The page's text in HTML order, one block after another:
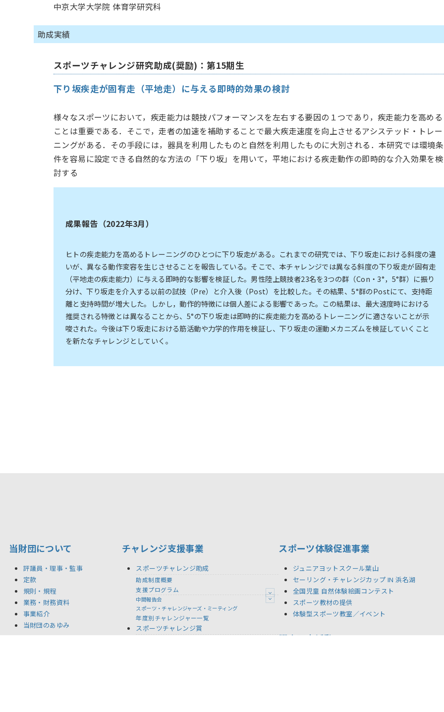
中京大学大学院 体育学研究科
助成実績
スポーツチャレンジ研究助成(奨励)：第15期生
下り坂疾走が固有走（平地走）に与える即時的効果の検討
様々なスポーツにおいて，疾走能力は競技パフォーマンスを左右する要因の１つであり，疾走能力を高める
ことは重要である．そこで，走者の加速を補助することで最大疾走速度を向上させるアシステッド・トレー
ニングがある．その手段には，器具を利用したものと自然を利用したものに大別される．本研究では環境条
件を容易に設定できる自然的な方法の「下り坂」を用いて，平地における疾走動作の即時的な介入効果を検
討する
成果報告（2022年3月）
ヒトの疾走能力を高めるトレーニングのひとつに下り坂走がある。これまでの研究では、下り坂走における斜度の違
いが、異なる動作変容を生じさせることを報告している。そこで、本チャレンジでは異なる斜度の下り坂走が固有走
（平地走の疾走能力）に与える即時的な影響を検証した。男性陸上競技者23名を3つの群（Con・3°，5°群）に振り
分け、下り坂走を介入する以前の試技（Pre）と介入後（Post）を比較した。その結果、5°群のPostにて、支持距
離と支持時間が増大した。しかし，動作的特徴には個人差による影響であった。この結果は、最大速度時における
推奨される特徴とは異なることから、5°の下り坂走は即時的に疾走能力を高めるトレーニングに適さないことが示
唆された。今後は下り坂走における筋活動や力学的作用を検証し、下り坂走の運動メカニズムを検証していくこと
を新たなチャレンジとしていく。
当財団について
評議員・理事・監事
定款
規則・規程
業務・財務資料
事業紹介
当財団のあゆみ
チャレンジ支援事業
スポーツチャレンジ助成
助成制度概要
支援プログラム
中間報告会
スポーツ・チャレンジャーズ・ミーティング
年度別チャレンジャー一覧
スポーツチャレンジ賞
スポーツ体験促進事業
ジュニアヨットスクール葉山
セーリング・チャレンジカップ IN 浜名湖
全国児童 自然体験絵画コンテスト
スポーツ教材の提供
体験型スポーツ教室／イベント
調査研究活動